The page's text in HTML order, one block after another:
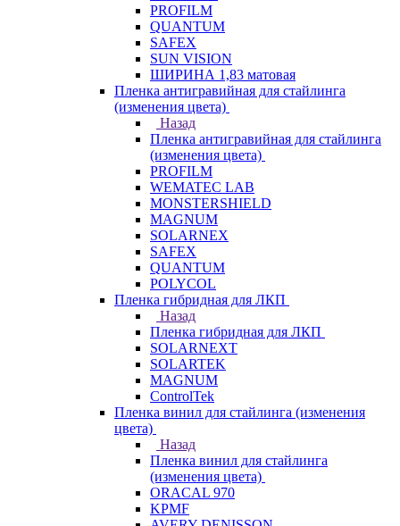
PROFILM
QUANTUM
SAFEX
SUN VISION
ШИРИНА 1,83 матовая
Пленка антигравийная для стайлинга
(изменения цвета)
Назад
Пленка антигравийная для стайлинга
(изменения цвета)
PROFILM
WEMATEC LAB
MONSTERSHIELD
MAGNUM
SOLARNEX
SAFEX
QUANTUM
POLYCOL
Пленка гибридная для ЛКП
Назад
Пленка гибридная для ЛКП
SOLARNEXT
SOLARTEK
MAGNUM
ControlTek
Пленка винил для стайлинга (изменения
цвета)
Назад
Пленка винил для стайлинга
(изменения цвета)
ORACAL 970
KPMF